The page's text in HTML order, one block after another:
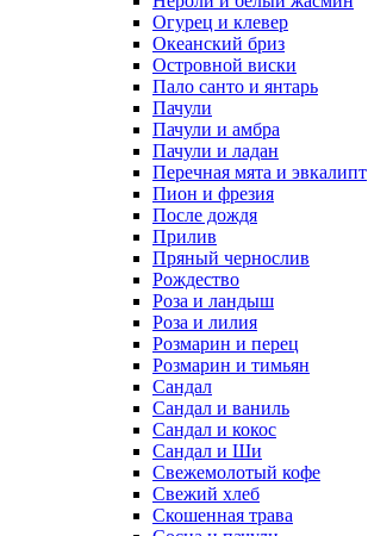
Огурец и клевер
Океанский бриз
Островной виски
Пало санто и янтарь
Пачули
Пачули и амбра
Пачули и ладан
Перечная мята и эвкалипт
Пион и фрезия
После дождя
Прилив
Пряный чернослив
Рождество
Роза и ландыш
Роза и лилия
Розмарин и перец
Розмарин и тимьян
Сандал
Сандал и ваниль
Сандал и кокос
Сандал и Ши
Свежемолотый кофе
Свежий хлеб
Скошенная трава